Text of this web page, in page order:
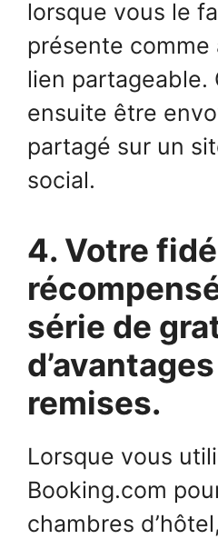
lorsque vous le
présente
lien partageable.
ensuite être
partagé sur un
social.
4. Votre
série de
remises.
Lorsque vous
Booking.com
chambres